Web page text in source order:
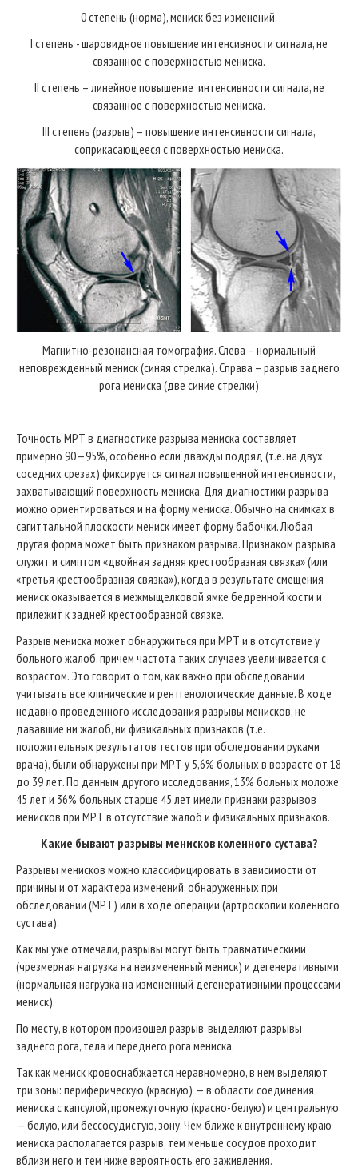
0 степень (норма), мениск без изменений.
I степень - шаровидное повышение интенсивности сигнала, не
связанное с поверхностью мениска.
II степень – линейное повышение интенсивности сигнала, не
связанное с поверхностью мениска.
III степень (разрыв) – повышение интенсивности сигнала,
соприкасающееся с поверхностью мениска.
Магнитно-резонансная томография. Слева – нормальный
неповрежденный мениск (синяя стрелка). Справа – разрыв заднего
рога мениска (две синие стрелки)
Точность МРТ в диагностике разрыва мениска составляет
примерно 90—95%, особенно если дважды подряд (т.е. на двух
соседних срезах) фиксируется сигнал повышенной интенсивности,
захватывающий поверхность мениска. Для диагностики разрыва
можно ориентироваться и на форму мениска. Обычно на снимках в
сагиттальной плоскости мениск имеет форму бабочки. Любая
другая форма может быть признаком разрыва. Признаком разрыва
служит и симптом «двойная задняя крестообразная связка» (или
«третья крестообразная связка»), когда в результате смещения
мениск оказывается в межмыщелковой ямке бедренной кости и
прилежит к задней крестообразной связке.
Разрыв мениска может обнаружиться при МРТ и в отсутствие у
больного жалоб, причем частота таких случаев увеличивается с
возрастом. Это говорит о том, как важно при обследовании
учитывать все клинические и рентгенологические данные. В ходе
недавно проведенного исследования разрывы менисков, не
дававшие ни жалоб, ни физикальных признаков (т.е.
положительных результатов тестов при обследовании руками
врача), были обнаружены при МРТ у 5,6% больных в возрасте от 18
до 39 лет. По данным другого исследования, 13% больных моложе
45 лет и 36% больных старше 45 лет имели признаки разрывов
менисков при МРТ в отсутствие жалоб и физикальных признаков.
Какие бывают разрывы менисков коленного сустава?
Разрывы менисков можно классифицировать в зависимости от
причины и от характера изменений, обнаруженных при
обследовании (МРТ) или в ходе операции (артроскопии коленного
сустава).
Как мы уже отмечали, разрывы могут быть травматическими
(чрезмерная нагрузка на неизмененный мениск) и дегенеративными
(нормальная нагрузка на измененный дегенеративными процессами
мениск).
По месту, в котором произошел разрыв, выделяют разрывы
заднего рога, тела и переднего рога мениска.
Так как мениск кровоснабжается неравномерно, в нем выделяют
три зоны: периферическую (красную) — в области соединения
мениска с капсулой, промежуточную (красно-белую) и центральную
— белую, или бессосудистую, зону. Чем ближе к внутреннему краю
мениска располагается разрыв, тем меньше сосудов проходит
вблизи него и тем ниже вероятность его заживления.